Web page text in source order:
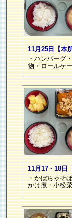
11月25日【本
・ハンバーグ
物・ロールケ
11月17・18日
・かぼちゃそ
かけ煮・小松